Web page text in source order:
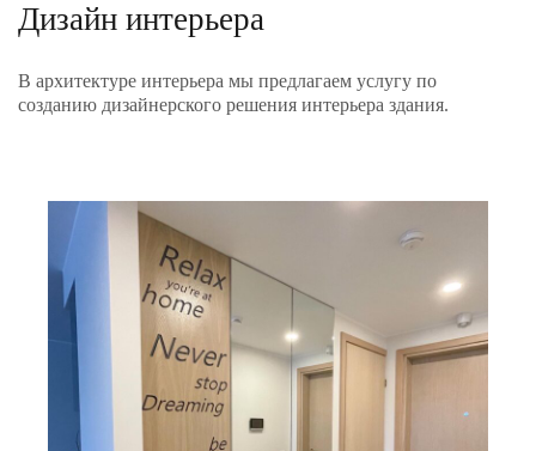
Дизайн интерьера
В архитектуре интерьера мы предлагаем услугу по
созданию дизайнерского решения интерьера здания.